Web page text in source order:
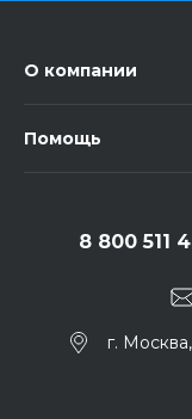
О компании
Помощь
8 800 511
г.